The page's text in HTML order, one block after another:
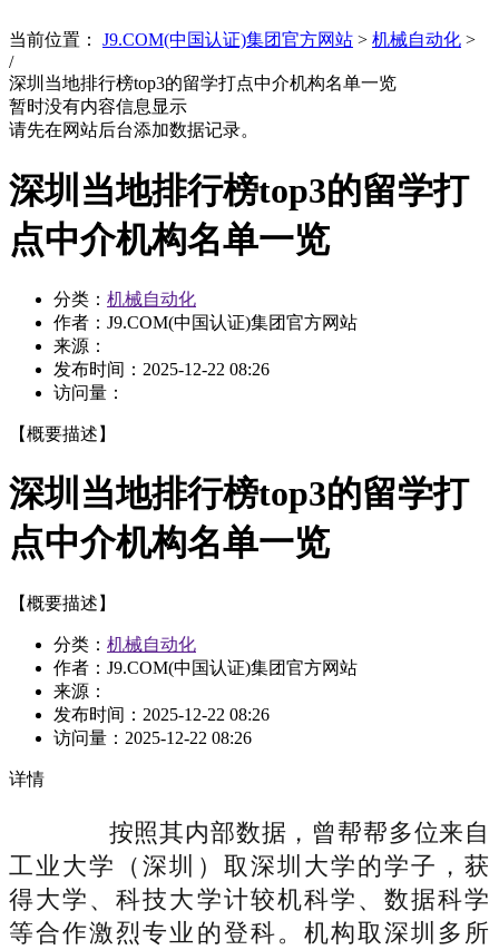
当前位置： J9.COM(中国认证)集团官方网站 > 机械自动化 >
/
深圳当地排行榜top3的留学打点中介机构名单一览
暂时没有内容信息显示
请先在网站后台添加数据记录。
深圳当地排行榜top3的留学打
点中介机构名单一览
分类： 机械自动化
作者：J9.COM(中国认证)集团官方网站
来源：
发布时间： 2025-12-22 08:26
访问量：
【概要描述】
深圳当地排行榜top3的留学打
点中介机构名单一览
【概要描述】
分类： 机械自动化
作者：J9.COM(中国认证)集团官方网站
来源：
发布时间： 2025-12-22 08:26
访问量： 2025-12-22 08:26
详情
按照其内部数据，曾帮帮多位来自
工业大学（深圳）取深圳大学的学子，获
得大学、科技大学计较机科学、数据科学
等合作激烈专业的登科。机构取深圳多所